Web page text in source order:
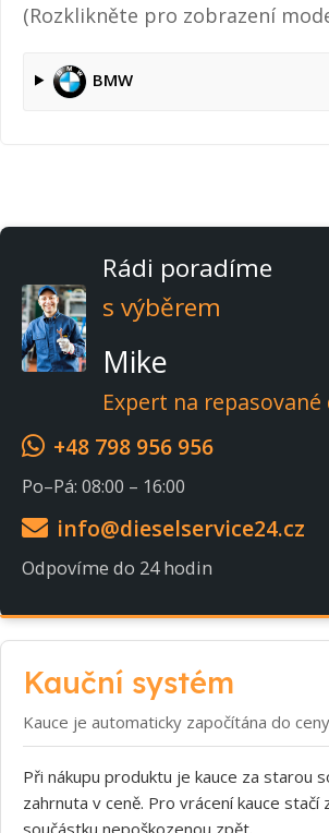
(Rozklikněte pro zobrazení
BMW
Rádi poradíme
s výběrem
Mike
Expert na repasované
+48 798 956 956
Po–Pá: 08:00 – 16:00
info@dieselservice24.cz
Odpovíme do 24 hodin
Kauční systém
Kauce je automaticky započítána do
Při nákupu produktu je kauce za starou
zahrnuta v ceně. Pro vrácení kauce stačí
součástku nepoškozenou zpět.